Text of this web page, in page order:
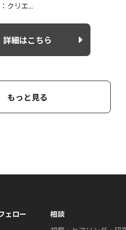
クリエ...
詳細はこちら
もっと見る
ェロー
相談